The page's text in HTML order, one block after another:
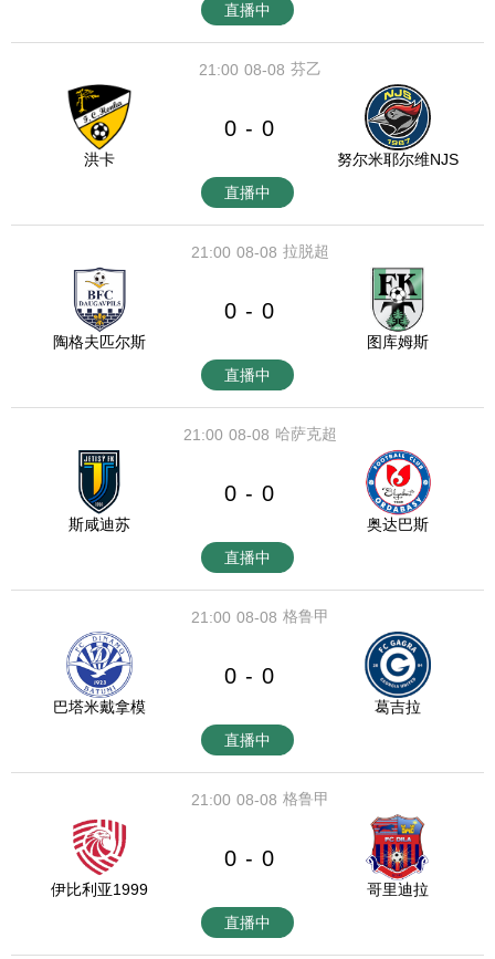
直播中
08-08
21:00 芬乙
洪卡
0 - 0
努尔米耶尔维NJS
直播中
08-08
21:00 拉脱超
陶格夫匹尔斯
0 - 0
图库姆斯
直播中
08-08
21:00 哈萨克超
斯咸迪苏
0 - 0
奥达巴斯
直播中
08-08
21:00 格鲁甲
巴塔米戴拿模
0 - 0
葛吉拉
直播中
08-08
21:00 格鲁甲
伊比利亚1999
0 - 0
哥里迪拉
直播中